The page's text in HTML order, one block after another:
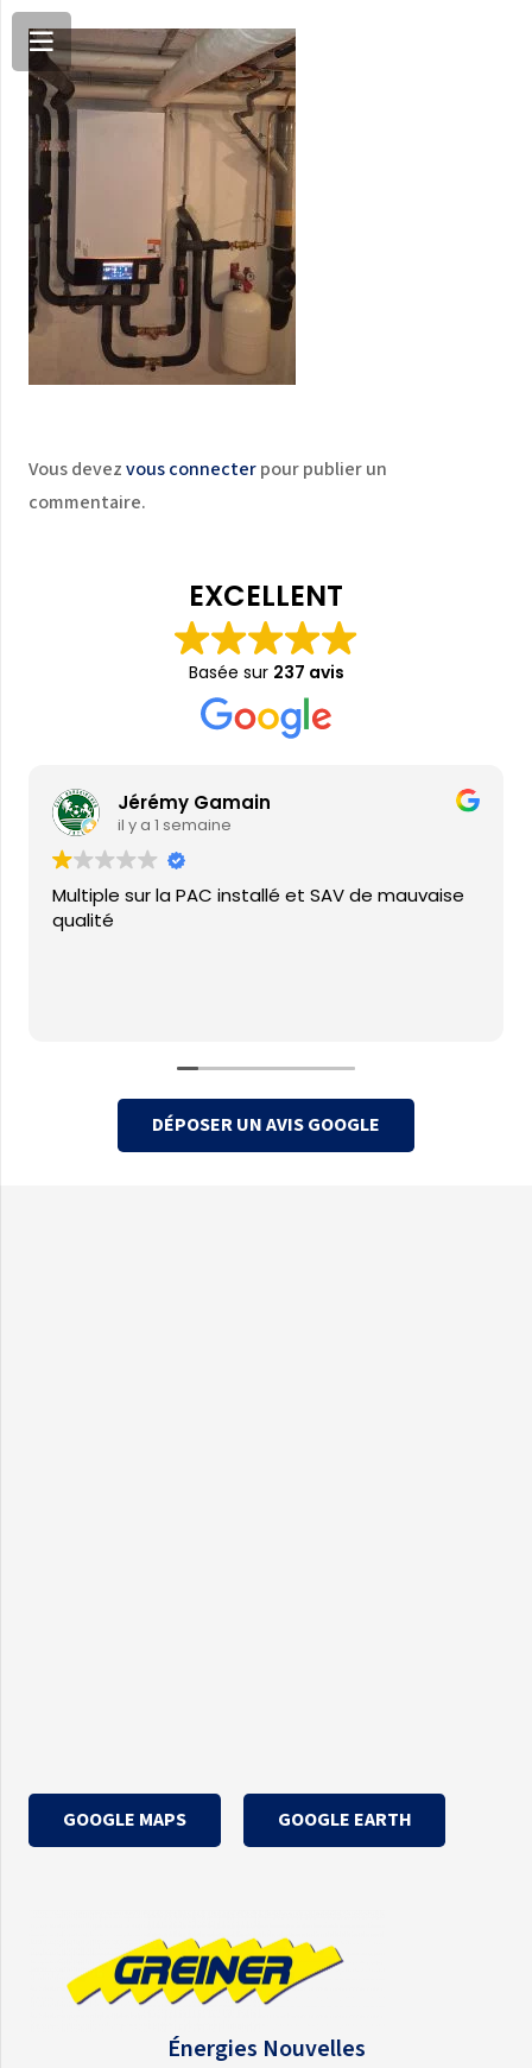
Vous devezvous connecterpour publier un
commentaire.
EXCELLENT
Basée sur 237 avis
Jérémy Gamain
il y a 1 semaine
Multiple sur la PAC installé et SAV de mauvaise
qualité
DÉPOSER UN AVIS GOOGLE
GOOGLE MAPS GOOGLE EARTH
Énergies Nouvelles